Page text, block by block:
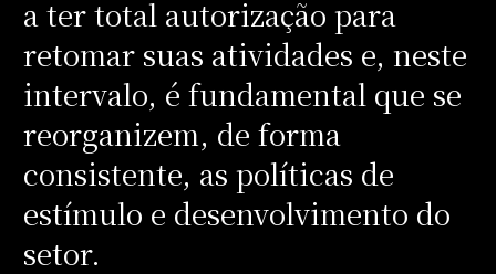
a ter total autorização para
retomar suas atividades e, neste
intervalo, é fundamental que se
reorganizem, de forma
consistente, as políticas de
estímulo e desenvolvimento do
setor.